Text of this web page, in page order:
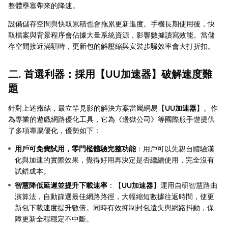
整體壅塞帶來的降速。
設備儲存空間與快取累積也會拖累更新進度。手機長期使用後，快
取檔案與背景程序會佔據大量系統資源，影響數據讀寫效能。當儲
存空間接近滿額時，更新包的解壓縮與安裝步驟效率會大打折扣。
二. 首選利器：採用【UU加速器】破解速度難
題
針對上述癥結，最立竿見影的解決方案當屬網易【UU加速器】。作
為專業的遊戲網路優化工具，它為《邊獄公司》等國際服手遊提供
了多項專屬優化，優勢如下：
用戶可免費試用，零門檻體驗完整功能：用戶可以先親自體驗漢
化與加速的實際效果，覺得好用再決定是否繼續使用，完全沒有
試錯成本。
智慧降低延遲並提升下載速率 ：【UU加速器】運用自研智慧路由
演算法，自動篩選最佳網路路徑，大幅縮短數據往返時間，使更
新包下載速度提升數倍。同時有效抑制封包遺失與網路抖動，保
障更新全程穩定不中斷。